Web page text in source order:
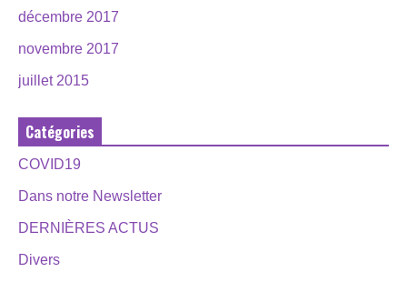
décembre 2017
novembre 2017
juillet 2015
Catégories
COVID19
Dans notre Newsletter
DERNIÈRES ACTUS
Divers